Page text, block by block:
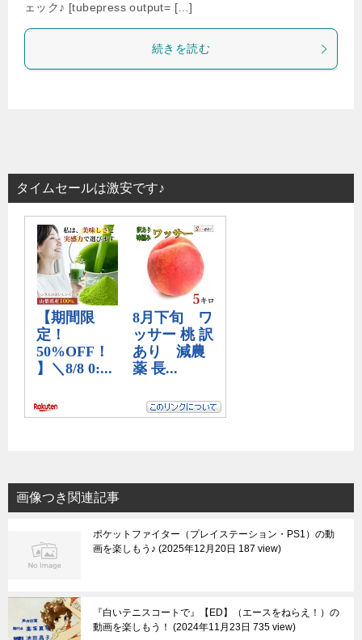
ェック♪ [tubepress output= […]
続きを読む
タイムセールは激安です♪
画像つき関連記事
ポケットファイター（プレイステーション・PS1）の動
画を楽しもう♪ 2025年12月20日 187 view
『白いテニスコートで』【ED】（エースをねらえ！）の
動画を楽しもう！
2024年11月23日 735 view